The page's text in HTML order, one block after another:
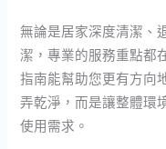
無論是居家深度清潔、
潔，專業的服務重點都
指南能幫助您更有方向
弄乾淨，而是讓整體環
使用需求。